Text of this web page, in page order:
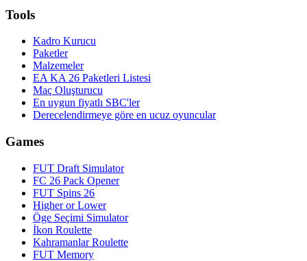
Tools
Kadro Kurucu
Paketler
Malzemeler
EA KA 26 Paketleri Listesi
Maç Oluşturucu
En uygun fiyatlı SBC'ler
Derecelendirmeye göre en ucuz oyuncular
Games
FUT Draft Simulator
FC 26 Pack Opener
FUT Spins 26
Higher or Lower
Öge Seçimi Simulator
İkon Roulette
Kahramanlar Roulette
FUT Memory